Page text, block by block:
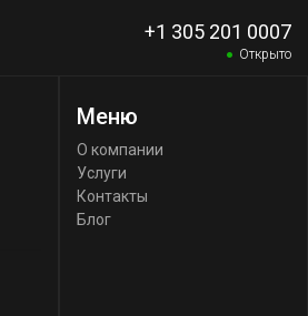
+1 305 201 0007
Открыто
Меню
О компании
Услуги
Контакты
Блог